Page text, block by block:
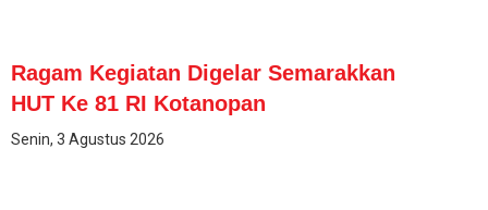
Ragam Kegiatan Digelar Semarakkan
HUT Ke 81 RI Kotanopan
Senin, 3 Agustus 2026